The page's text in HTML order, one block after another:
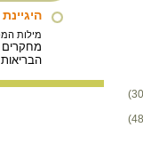
מילות
מחקרים